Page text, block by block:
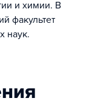
и химии. В
факультет
наук.